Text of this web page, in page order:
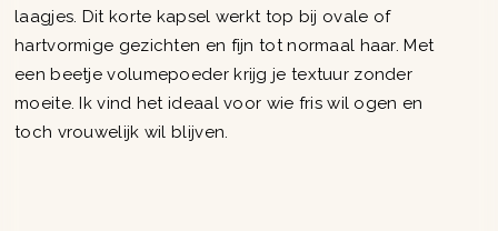
laagjes. Dit korte kapsel werkt top bij ovale of
hartvormige gezichten en fijn tot normaal haar. Met
een beetje volumepoeder krijg je textuur zonder
moeite. Ik vind het ideaal voor wie fris wil ogen en
toch vrouwelijk wil blijven.